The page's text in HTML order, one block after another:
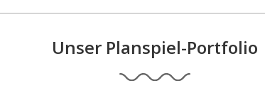
Unser Planspiel-Portfolio